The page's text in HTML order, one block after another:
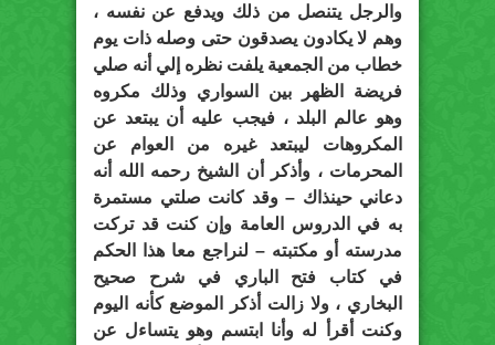
والرجل يتنصل من ذلك ويدفع عن نفسه ،
وهم لا يكادون يصدقون حتى وصله ذات يوم
خطاب من الجمعية يلفت نظره إلي أنه صلي
فريضة الظهر بين السواري وذلك مكروه
وهو عالم البلد ، فيجب عليه أن يبتعد عن
المكروهات ليبتعد غيره من العوام عن
المحرمات ، وأذكر أن الشيخ رحمه الله أنه
دعاني حينذاك – وقد كانت صلتي مستمرة
به في الدروس العامة وإن كنت قد تركت
مدرسته أو مكتبته – لنراجع معا هذا الحكم
في كتاب فتح الباري في شرح صحيح
البخاري ، ولا زالت أذكر الموضع كأنه اليوم
وكنت أقرأ له وأنا ابتسم وهو يتساءل عن